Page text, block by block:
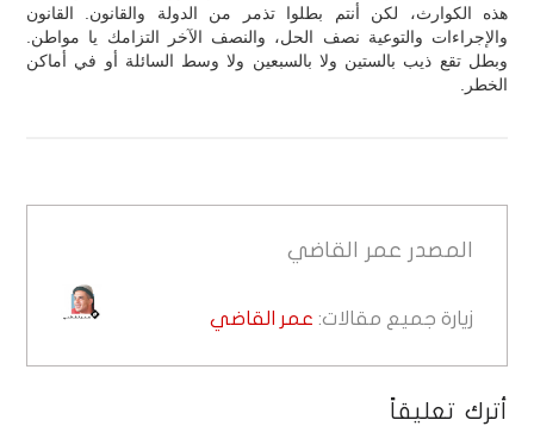
هذه الكوارث، لكن أنتم بطلوا تذمر من الدولة والقانون. القانون
والإجراءات والتوعية نصف الحل، والنصف الآخر التزامك يا مواطن.
وبطل تقع ذيب بالستين ولا بالسبعين ولا وسط السائلة أو في أماكن
الخطر.
المصدر عمر القاضي
زيارة جميع مقالات: عمر القاضي
أترك تعليقاً